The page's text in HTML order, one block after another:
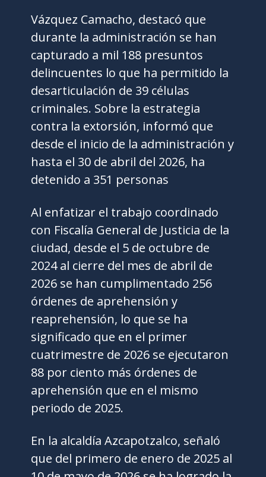
Vázquez Camacho, destacó que
durante la administración se han
capturado a mil 188 presuntos
delincuentes lo que ha permitido la
desarticulación de 39 células
criminales. Sobre la estrategia
contra la extorsión, informó que
desde el inicio de la administración y
hasta el 30 de abril del 2026, ha
detenido a 351 personas
Al enfatizar el trabajo coordinado
con Fiscalía General de Justicia de la
ciudad, desde el 5 de octubre de
2024 al cierre del mes de abril de
2026 se han cumplimentado 256
órdenes de aprehensión y
reaprehensión, lo que se ha
significado que en el primer
cuatrimestre de 2026 se ejecutaron
88 por ciento más órdenes de
aprehensión que en el mismo
periodo de 2025.
En la alcaldía Azcapotzalco, señaló
que del primero de enero de 2025 al